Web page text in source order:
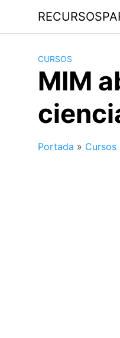
contenido
CURSOS
MIM
Portada » Cursos